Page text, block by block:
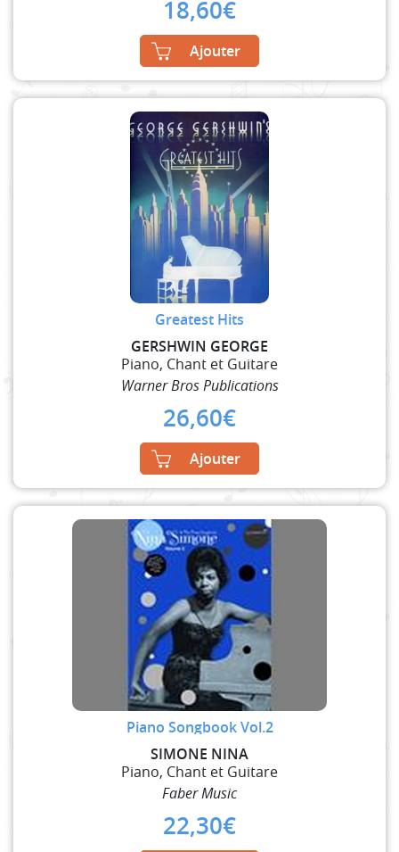
18,60€
Ajouter
Greatest Hits
GERSHWIN GEORGE
Piano, Chant et Guitare
Warner Bros Publications
26,60€
Ajouter
Piano Songbook Vol.2
SIMONE NINA
Piano, Chant et Guitare
Faber Music
22,30€